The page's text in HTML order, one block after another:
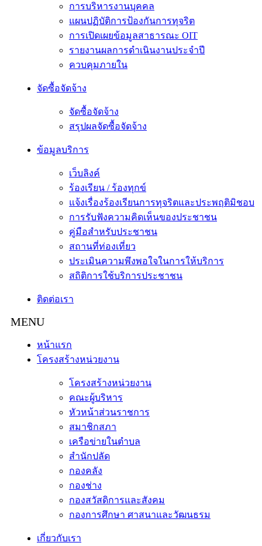
การบริหารงานบุคคล
แผนปฏิบัติการป้องกันการทุจริต
การเปิดเผยข้อมูลสาธารณะ OIT
รายงานผลการดำเนินงานประจำปี
ควบคุมภายใน
จัดซื้อจัดจ้าง
จัดซื้อจัดจ้าง
สรุปผลจัดซื้อจัดจ้าง
ข้อมูลบริการ
เว็บลิงค์
ร้องเรียน / ร้องทุกข์
แจ้งเรื่องร้องเรียนการทุจริตและประพฤติมิชอบ
การรับฟังความคิดเห็นของประชาชน
คู่มือสำหรับประชาชน
สถานที่ท่องเที่ยว
ประเมินความพึงพอใจในการให้บริการ
สถิติการใช้บริการประชาชน
ติดต่อเรา
หน้าแรก
โครงสร้างหน่วยงาน
โครงสร้างหน่วยงาน
คณะผู้บริหาร
หัวหน้าส่วนราชการ
สมาชิกสภา
เครือข่ายในตำบล
สำนักปลัด
กองคลัง
กองช่าง
กองสวัสดิการและสังคม
กองการศึกษา ศาสนาและวัฒนธรม
เกี่ยวกับเรา